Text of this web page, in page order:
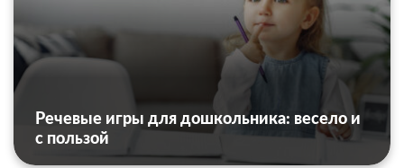
Речевые игры для дошкольника: весело и
с пользой